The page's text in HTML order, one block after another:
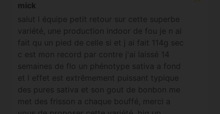
mick
salut l équipe petit retour sur cette superbe
variété, une production indoor de fou je n ai
fait qu un pied de celle si et j ai fait 114g sec
c est mon record par contre j'ai laissé 14
semaines de flo un phénotype sativa a fond
et l effet est extrêmement puissant typique
des pures sativa et son gout de bonbon me
met des frisson a chaque bouffé, merci a